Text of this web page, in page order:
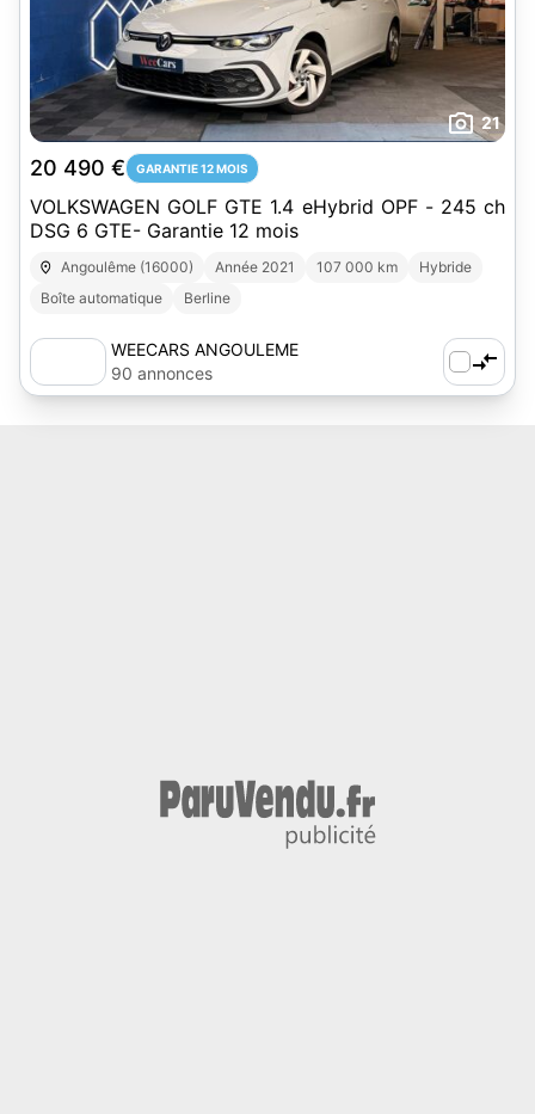
21
20 490 € GARANTIE 12 MOIS
VOLKSWAGEN GOLF GTE 1.4 eHybrid OPF - 245 ch
DSG 6 GTE- Garantie 12 mois
Angoulême (16000) Année 2021 107 000 km
Hybride
Boîte automatique
Berline
WEECARS ANGOULEME
90 annonces